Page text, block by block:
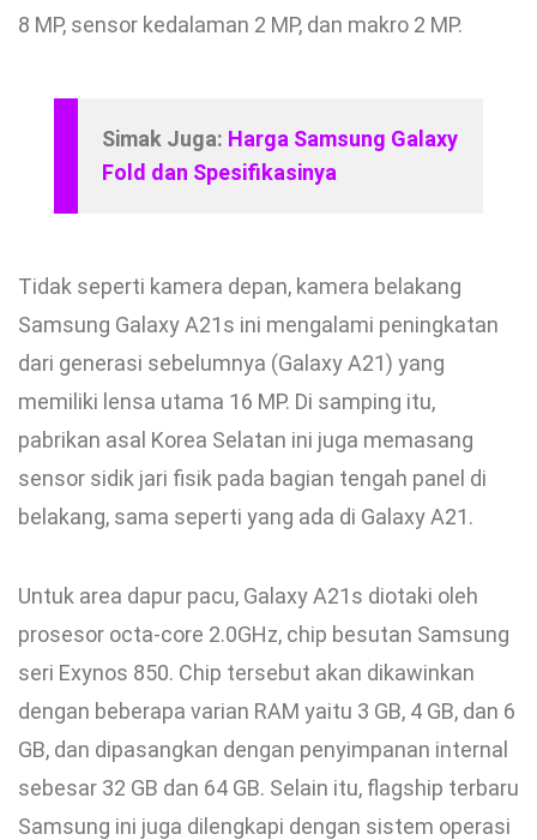
8 MP, sensor kedalaman 2 MP, dan makro 2 MP.
Simak Juga: Harga Samsung Galaxy
Fold dan Spesifikasinya
Tidak seperti kamera depan, kamera belakang
Samsung Galaxy A21s ini mengalami peningkatan
dari generasi sebelumnya (Galaxy A21) yang
memiliki lensa utama 16 MP. Di samping itu,
pabrikan asal Korea Selatan ini juga memasang
sensor sidik jari fisik pada bagian tengah panel di
belakang, sama seperti yang ada di Galaxy A21.
Untuk area dapur pacu, Galaxy A21s diotaki oleh
prosesor octa-core 2.0GHz, chip besutan Samsung
seri Exynos 850. Chip tersebut akan dikawinkan
dengan beberapa varian RAM yaitu 3 GB, 4 GB, dan 6
GB, dan dipasangkan dengan penyimpanan internal
sebesar 32 GB dan 64 GB. Selain itu, flagship terbaru
Samsung ini juga dilengkapi dengan sistem operasi